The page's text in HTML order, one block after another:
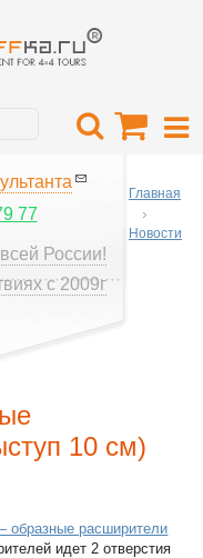
77
России!
с 2009г
Главная
Новости
10 см)
образные расширители
идет 2 отверстия